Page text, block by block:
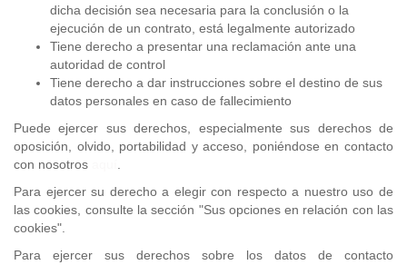
dicha decisión sea necesaria para la conclusión o la
ejecución de un contrato, está legalmente autorizado
Tiene derecho a presentar una reclamación ante una
autoridad de control
Tiene derecho a dar instrucciones sobre el destino de sus
datos personales en caso de fallecimiento
Puede ejercer sus derechos, especialmente sus derechos de
oposición, olvido, portabilidad y acceso, poniéndose en contacto
con nosotros
Para ejercer su derecho a elegir con respecto a nuestro uso de
las cookies, consulte la sección "Sus opciones en relación con las
cookies".
Para ejercer sus derechos sobre los datos de contacto